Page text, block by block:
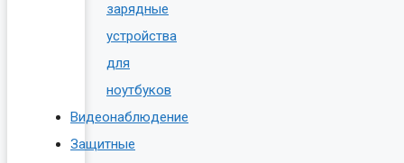
зарядные
устройства
для
ноутбуков
Видеонаблюдение
Защитные